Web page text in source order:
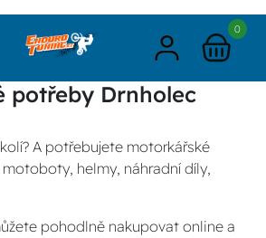
0
potřeby Drnholec
A potřebujete motorkářské
helmy, náhradní díly,
pohodlně nakupovat online a